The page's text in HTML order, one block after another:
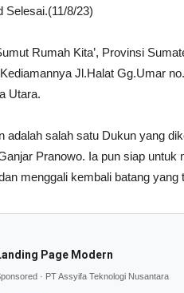
Selesai.(11/8/23)
Rumah Kita’, Provinsi
Jl.Halat Gg.Umar
Utara.
adalah salah satu Dukun yang
Pranowo. Ia pun siap
menggali kembali batang yang
Page Modern
· PT Assyifa Teknologi Nusantara